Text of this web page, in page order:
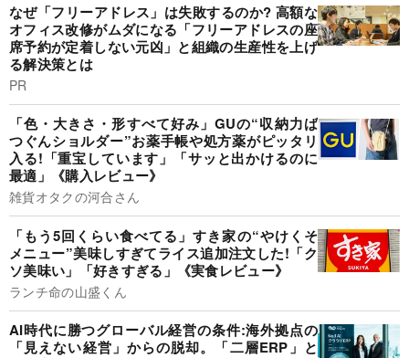
なぜ「フリーアドレス」は失敗するのか? 高額な
オフィス改修がムダになる「フリーアドレスの座
席予約が定着しない元凶」と組織の生産性を上げ
る解決策とは
PR
「色・大きさ・形すべて好み」GUの“収納力ば
つぐんショルダー”お薬手帳や処方薬がピッタリ
入る!「重宝しています」「サッと出かけるのに
最適」《購入レビュー》
雑貨オタクの河合さん
「もう5回くらい食べてる」すき家の“やけくそ
メニュー”美味しすぎてライス追加注文した!「ク
ソ美味い」「好きすぎる」《実食レビュー》
ランチ命の山盛くん
AI時代に勝つグローバル経営の条件:海外拠点の
「見えない経営」からの脱却。「二層ERP」と